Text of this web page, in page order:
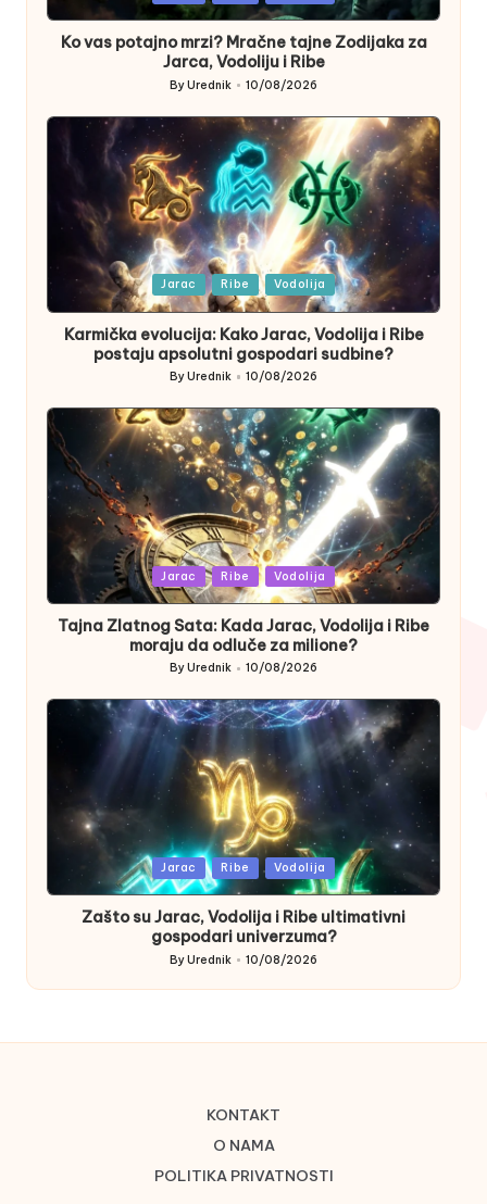
Ko vas potajno mrzi? Mračne tajne Zodijaka za
Jarca, Vodoliju i Ribe
Posted
ByUrednik 10/08/2026
Posted
Jarac Ribe Vodolija
Karmička evolucija: Kako Jarac, Vodolija i Ribe
postaju apsolutni gospodari sudbine?
Posted
ByUrednik 10/08/2026
Posted
Jarac Ribe Vodolija
Tajna Zlatnog Sata: Kada Jarac, Vodolija i Ribe
moraju da odluče za milione?
Posted
by
ByUrednik 10/08/2026
Jarac Ribe Vodolija
Zašto su Jarac, Vodolija i Ribe ultimativni
gospodari univerzuma?
Posted
by
ByUrednik 10/08/2026
KONTAKT
O NAMA
POLITIKA PRIVATNOSTI